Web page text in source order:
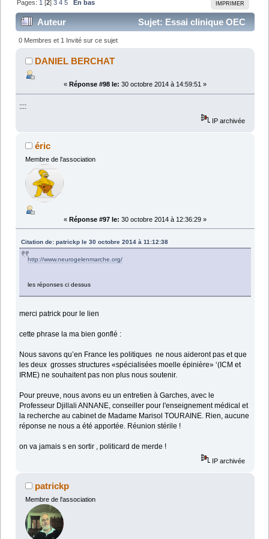
IMPRIMER
Pages: 1 [2]3 4 5 En bas
Auteur
Sujet: Essai clinique OEC
- Pologne (Lu 137840 fois)
0 Membres et 1 Invité sur ce sujet
DANIEL BERCHAT
« Réponse #98 le: 30 octobre 2014 à 14:59:51 »
::::
IP archivée
éric
Membre de l'association
« Réponse #97 le: 30 octobre 2014 à 12:36:29 »
Citation de: patrickp le 30 octobre 2014 à 11:12:38
http://www.neurogelenmarche.org/
les réponses ci dessus
merci patrick pour le lien
cette phrase la ma bien gonflé :
Nous savons qu’en France les politiques ne nous aideront pas et que
les deux grosses structures «spécialisées moelle épinière» ‘(ICM et
IRME) ne souhaitent pas non plus nous soutenir.
Pour preuve, nous avons eu un entretien à Garches, avec le
Professeur Djillali ANNANE, conseiller pour l'enseignement médical et
la recherche au cabinet de Madame Marisol TOURAINE. Rien, aucune
réponse ne nous a été apportée. Réunion stérile !
on va jamais s en sortir , politicard de merde !
IP archivée
patrickp
Membre de l'association